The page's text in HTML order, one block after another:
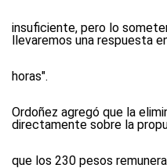
insuficiente, pero lo
llevaremos una respuesta
horas".
Ordoñez agregó que la
directamente sobre la
que los 230 pesos